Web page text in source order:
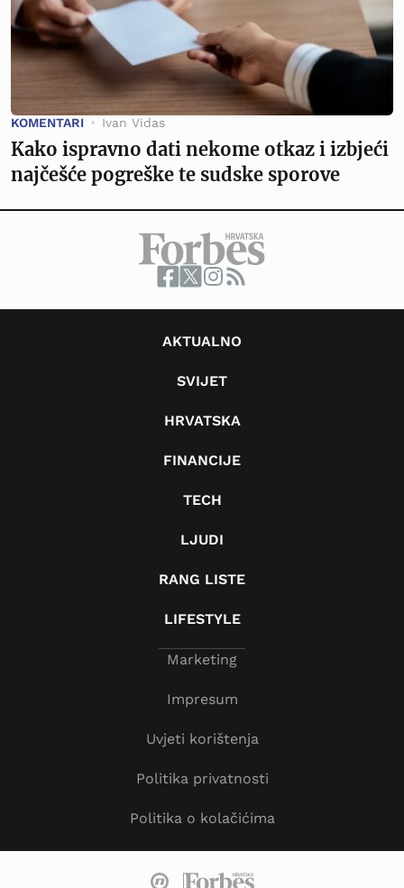
KOMENTARI Ivan Vidas
Kako ispravno dati nekome otkaz i izbjeći
najčešće pogreške te sudske sporove
AKTUALNO
SVIJET
HRVATSKA
FINANCIJE
TECH
LJUDI
RANG LISTE
LIFESTYLE
Marketing
Impresum
Uvjeti korištenja
Politika privatnosti
Politika o kolačićima